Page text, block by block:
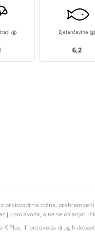
(g) Bjelančevine (g)
6,2
proizvodima točna,
proizvoda, a ne se oslanjati
Plus, ili proizvoda drugih